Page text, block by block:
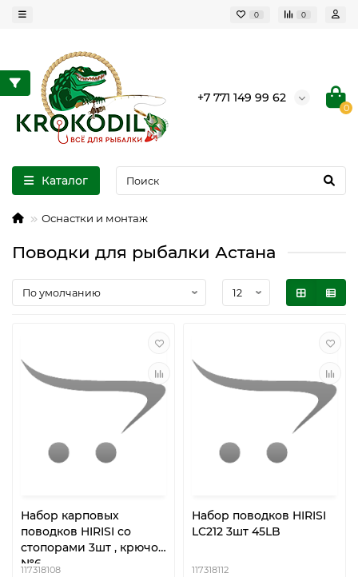
0 0
+7 771 149 99 62
0
Каталог
Оснастки и монтаж
Поводки для рыбалки Астана
Набор карповых
поводков HIRISI со
стопорами 3шт , крючок
№6
117318108
Набор поводков HIRISI
LC212 3шт 45LB
117318112